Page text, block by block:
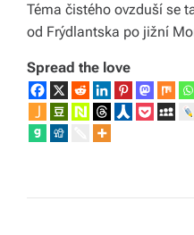
Téma čistého ovzduší se
od Frýdlantska po jižní
Spread the love